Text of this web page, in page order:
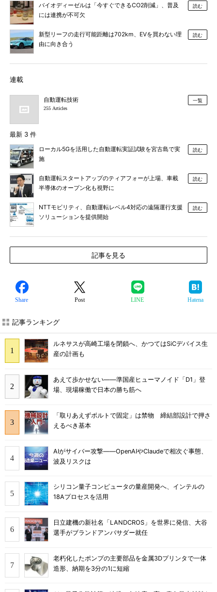
バイオディーゼルは「今すぐできるCO2削減」、普及
には連携が不可欠
読む
新型リーフの走行可能距離は702km、EVを買わない理
由に向き合う
読む
連載
自動運転技術
255 Articles
一覧
最新 3 件
ローカル5Gを活用した自動運転実証試験を宮古島で実
施
読む
自動運転スタートアップのティアフォーが上場、車載
半導体のオープン化も視野に
読む
NTTモビリティ、自動運転レベル4対応の遠隔運行支援
ソリューションを提供開始
読む
記事を見る
Share Post LINE Hatena
記事ランキング
ルネサスが高崎工場を閉鎖へ、かつてはSiCデバイス生
産の計画も
あえて歩かせない――準国産ヒューマノイド「D1」登
場、現場稼働で日本の勝ち筋へ
「取りあえずボルトで固定」は禁物 締結部設計で押さ
えるべき基本
AIがサイバー攻撃――OpenAIやClaudeで相次ぐ事態、
波及リスクは
シリコン量子コンピュータの量産開発へ、インテルの
18Aプロセスを活用
日立建機の新社名「LANDCROS」を世界に発信、大谷
選手がブランドアンバサダー就任
老朽化したポンプの主要部品を金属3Dプリンタで一体
造形、納期を3分の1に短縮